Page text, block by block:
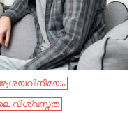
വിശ്വസ്തത